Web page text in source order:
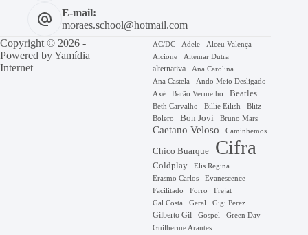
E-mail:
moraes.school@hotmail.com
Copyright © 2026 -
Powered byYamídia
Internet
AC/DC Adele
Alceu Valença
Alcione
Altemar Dutra
alternativa
Ana Carolina
Ana Castela
Ando Meio Desligado
Axé Barão Vermelho Beatles
Beth Carvalho Billie Eilish
Blitz
Bolero
Bon Jovi Bruno Mars
Caetano Veloso Caminhemos
Chico Buarque Cifra
Coldplay
Elis Regina
Erasmo Carlos
Evanescence
Facilitado
Forro Frejat
Gal Costa Geral Gigi Perez
Gilberto Gil Gospel Green Day
Guilherme Arantes